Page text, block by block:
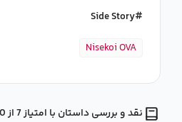
Side Story
Nisekoi OVA
نقد و بررسی داستان با امتیاز 7 از 10